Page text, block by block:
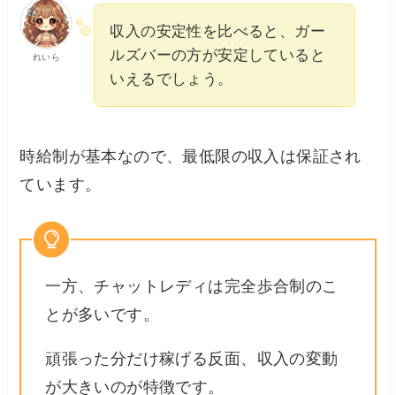
れいら
収入の安定性を比べると、ガー
ルズバーの方が安定していると
いえるでしょう。
時給制が基本なので、最低限の収入は保証され
ています。
一方、チャットレディは完全歩合制のこ
とが多いです。
頑張った分だけ稼げる反面、収入の変動
が大きいのが特徴です。